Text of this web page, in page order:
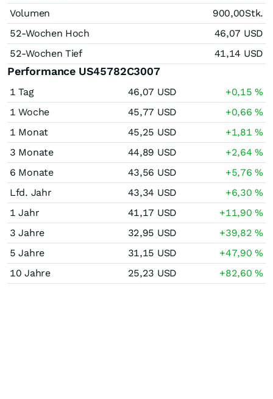
Volumen
900,00Stk.
52-Wochen Hoch
46,07 USD
52-Wochen Tief
41,14 USD
Performance US45782C3007
1 Tag 46,07 USD +0,15%
1 Woche
45,77 USD +0,66%
1 Monat
45,25 USD +1,81%
3 Monate
44,89 USD +2,64%
6 Monate
43,56 USD +5,76%
Lfd. Jahr
43,34 USD +6,30%
1 Jahr
41,17 USD +11,90%
3 Jahre
32,95 USD +39,82%
5 Jahre
31,15 USD +47,90%
10 Jahre
25,23 USD +82,60%